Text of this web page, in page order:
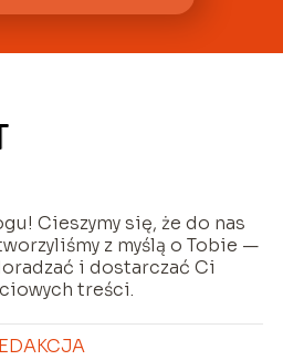
Cieszymy się, że do nas
z myślą o Tobie —
i dostarczać Ci
treści.